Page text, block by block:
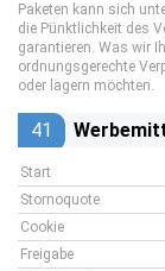
Paketen kann sich
die Pünktlichkeit des
garantieren. Was wir
ordnungsgerechte
oder lagern möchten.
41
Start
Stornoquote
Cookie
Freigabe